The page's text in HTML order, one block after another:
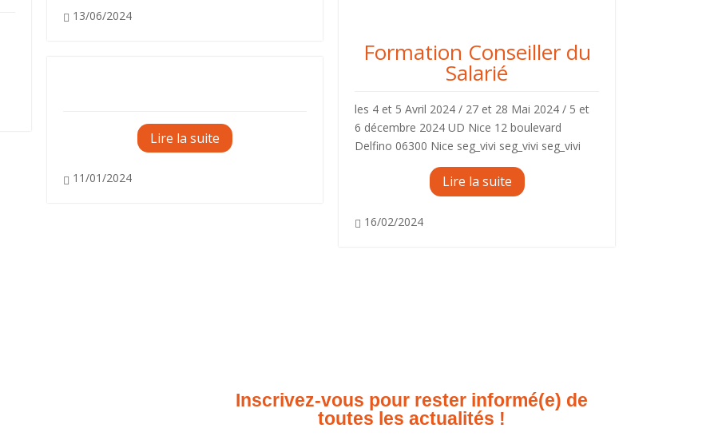
 13/06/2024
Formation Conseiller du
Salarié
les 4 et 5 Avril 2024 / 27 et 28 Mai 2024 / 5 et
6 décembre 2024 UD Nice 12 boulevard
Delfino 06300 Nice seg_vivi seg_vivi seg_vivi
Lire la suite
 16/02/2024
Lire la suite
 11/01/2024
Inscrivez-vous pour rester informé(e) de
toutes les actualités !